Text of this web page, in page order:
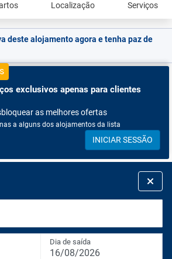
Localização Serviços
deste alojamento agora e tenha paz de
exclusivos apenas para clientes
as melhores ofertas
a alguns dos alojamentos da lista
INICIAR SESSÃO
Dia de saída
16/08/2026